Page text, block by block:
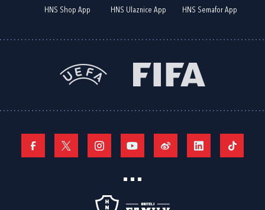
HNS Shop App HNS Ulaznice App HNS Semafor App